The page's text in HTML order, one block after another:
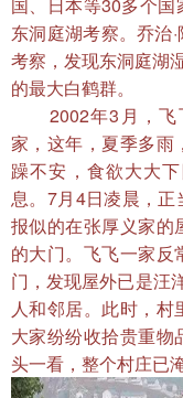
东洞庭湖考察。乔治
考察，发现东洞庭湖
的最大白鹤群。
2002年3月，飞
家，这年，夏季多雨
躁不安，食欲大大
息。7月4日凌晨，
报似的在张厚义家的
的大门。飞飞一家
门，发现屋外已是汪
人和邻居。此时，村
大家纷纷收拾贵重物
头一看，整个村庄